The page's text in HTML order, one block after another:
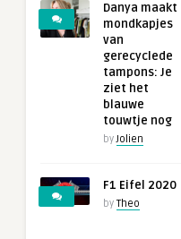
Danya maakt
mondkapjes
van
gerecyclede
tampons: Je
ziet het
blauwe
touwtje nog
byJolien
F1 Eifel 2020
by Theo